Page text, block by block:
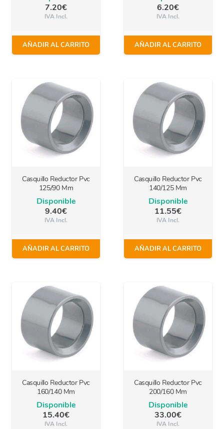
7.20€
IVA Incl.
AÑADIR AL CARRITO
6.20€
IVA Incl.
AÑADIR AL CARRITO
Casquillo Reductor Pvc
125/90 Mm
Disponible
9.40€
IVA Incl.
AÑADIR AL CARRITO
Casquillo Reductor Pvc
140/125 Mm
Disponible
11.55€
IVA Incl.
AÑADIR AL CARRITO
Casquillo Reductor Pvc
160/140 Mm
Disponible
15.40€
IVA Incl.
Casquillo Reductor Pvc
200/160 Mm
Disponible
33.00€
IVA Incl.